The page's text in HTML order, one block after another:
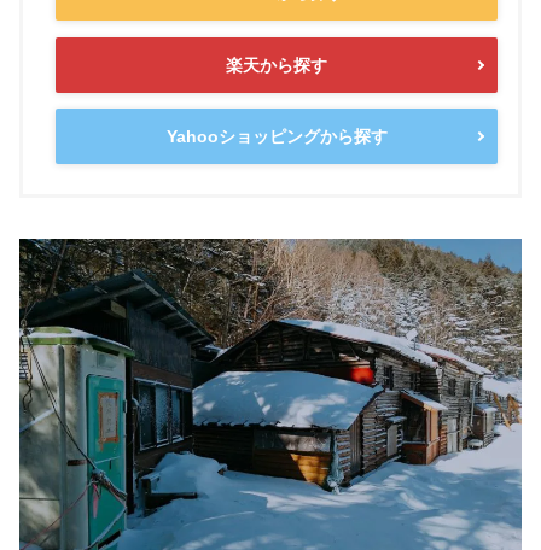
楽天から探す
Yahooショッピングから探す